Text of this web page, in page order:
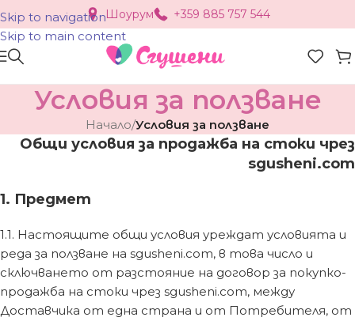
Skip to navigation
Skip to main content
Шоурум +359 885 757 544
Условия за ползване
Начало/Условия за ползване
Общи условия за продажба на стоки чрез
sgusheni.com
1. Предмет
1.1. Настоящите общи условия уреждат условията и
реда за ползване на sgusheni.com, в това число и
сключването от разстояние на договор за покупко-
продажба на стоки чрез sgusheni.com, между
Доставчика от една страна и от Потребителя, от